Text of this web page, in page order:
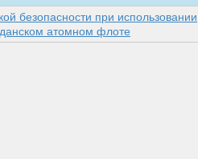
безопасности при использовании
атомном флоте